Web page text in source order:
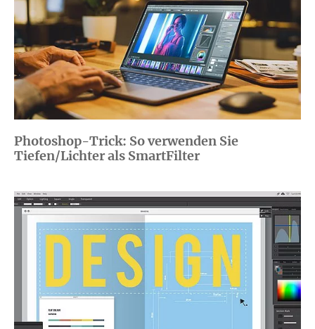
Photoshop-Trick: So verwenden Sie
Tiefen/Lichter als SmartFilter